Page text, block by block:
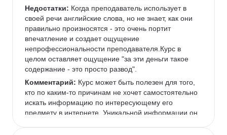
Недостатки: Когда преподаватель использует в
своей речи английские слова, но не знает, как они
правильно произносятся - это очень портит
впечатление и создает ощущение
непрофессиональности преподавателя.Курс в
целом оставляет ощущение "за эти деньги такое
содержание - это просто развод".
Комментарий: Курс может быть полезен для того,
кто по каким-то причинам не хочет самостоятельно
искать информацию по интересующему его
предмету в интернете. Уникальной информации он